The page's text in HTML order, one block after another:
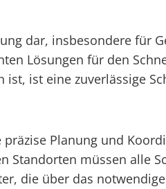
dar, insbesondere für
Lösungen für den
ist eine zuverlässige
Planung und
Standorten müssen alle
die über das